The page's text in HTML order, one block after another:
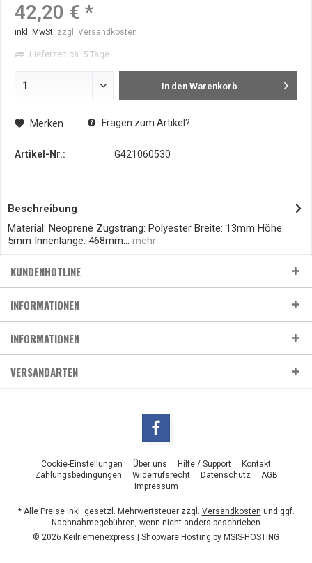
42,20 € *
inkl. MwSt. zzgl. Versandkosten
Lieferzeit ca. 5 Tage
In den Warenkorb
Merken Fragen zum Artikel?
Artikel-Nr.: G421060530
Beschreibung
Material: Neoprene Zugstrang: Polyester Breite: 13mm Höhe:
5mm Innenlänge: 468mm... mehr
KUNDENHOTLINE
INFORMATIONEN
INFORMATIONEN
VERSANDARTEN
Cookie-Einstellungen Über uns Hilfe / Support
Kontakt
Zahlungsbedingungen
Widerrufsrecht Datenschutz
AGB
Impressum
* Alle Preise inkl. gesetzl. Mehrwertsteuer zzgl. Versandkosten und ggf.
Nachnahmegebühren, wenn nicht anders beschrieben
© 2026 Keilriemenexpress | Shopware Hosting by MSIS-HOSTING